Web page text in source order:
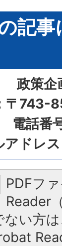
記
政策企
〒743-
電話番
アドレス
PDFフ
Reader
ない方